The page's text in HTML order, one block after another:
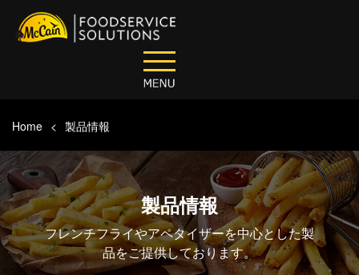
Home 製品情報
製品情報
フレンチフライやアペタイザーを中心とした製
品をご提供しております。